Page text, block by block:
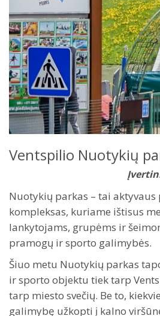
Ventspilio Nuotykių
Nuotykių parkas – tai
kompleksas, kuriame ištisus
lankytojams, grupėms ir
pramogų ir sporto galimybės.
Šiuo metu Nuotykių parkas
ir sporto objektu tiek tarp
tarp miesto svečių. Be to,
galimybę užkopti į kalno